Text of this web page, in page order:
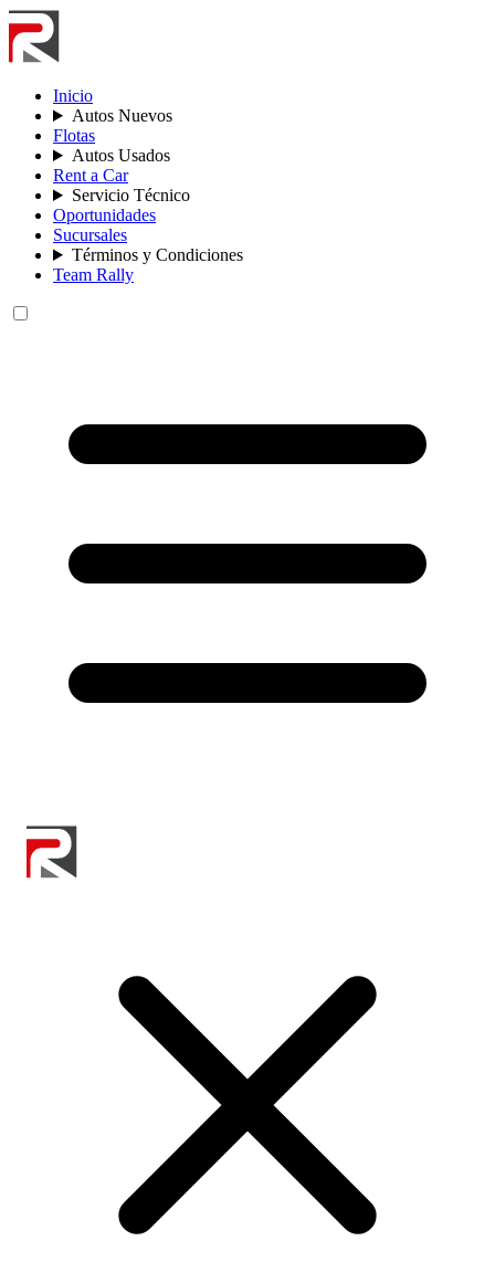
Inicio
Autos Nuevos
Flotas
Autos Usados
Rent a Car
Servicio Técnico
Oportunidades
Sucursales
Términos y Condiciones
Team Rally